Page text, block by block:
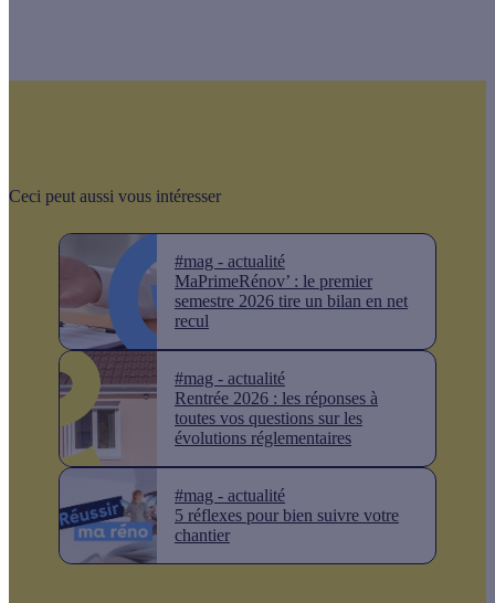
Ceci peut aussi vous intéresser
#mag - actualité
MaPrimeRénov’ : le premier
semestre 2026 tire un bilan en net
recul
#mag - actualité
Rentrée 2026 : les réponses à
toutes vos questions sur les
évolutions réglementaires
#mag - actualité
5 réflexes pour bien suivre votre
chantier